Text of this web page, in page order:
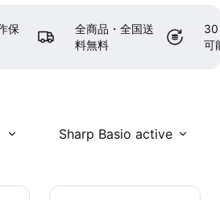
保
全商品・全国送
料無料
30
可
Sharp Basio active